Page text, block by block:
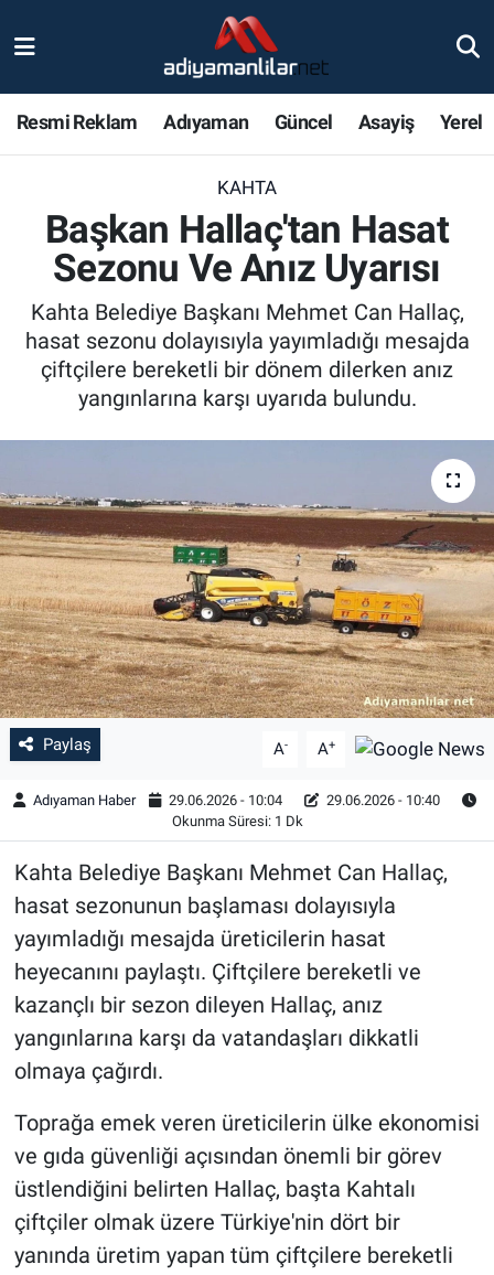
Resmi Reklam Adıyaman Güncel Asayiş Yerel
KAHTA
Başkan Hallaç'tan Hasat
Sezonu Ve Anız Uyarısı
Kahta Belediye Başkanı Mehmet Can Hallaç,
hasat sezonu dolayısıyla yayımladığı mesajda
çiftçilere bereketli bir dönem dilerken anız
yangınlarına karşı uyarıda bulundu.
Paylaş A- A+
Adıyaman Haber 29.06.2026 - 10:04
29.06.2026 - 10:40
Okunma Süresi: 1 Dk
Kahta Belediye Başkanı Mehmet Can Hallaç,
hasat sezonunun başlaması dolayısıyla
yayımladığı mesajda üreticilerin hasat
heyecanını paylaştı. Çiftçilere bereketli ve
kazançlı bir sezon dileyen Hallaç, anız
yangınlarına karşı da vatandaşları dikkatli
olmaya çağırdı.
Toprağa emek veren üreticilerin ülke ekonomisi
ve gıda güvenliği açısından önemli bir görev
üstlendiğini belirten Hallaç, başta Kahtalı
çiftçiler olmak üzere Türkiye'nin dört bir
yanında üretim yapan tüm çiftçilere bereketli
Magazin
Bölge Haberleri
Gündem
Özel Haber
Kültür Sanat
Eğitim
Ekonomi
Yaşam
BİLİM VE TEKNOLOJİ
Şambayat Haber
Nöbetçi Eczaneler
Adiyaman Namaz Vakitleri
Trafik Durumu
Süper Lig Puan Durumu ve Fikstür
Tüm Manşetler